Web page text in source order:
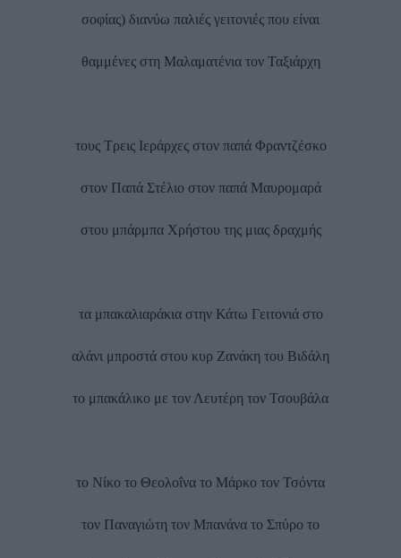
σοφίας) διανύω παλιές γειτονιές που είναι
θαμμένες στη Μαλαματένια τον Ταξιάρχη
τους Τρεις Ιεράρχες στον παπά Φραντζέσκο
στον Παπά Στέλιο στον παπά Μαυρομαρά
στου μπάρμπα Χρήστου της μιας δραχμής
τα μπακαλιαράκια στην Κάτω Γειτονιά στο
αλάνι μπροστά στου κυρ Ζανάκη του Βιδάλη
το μπακάλικο με τον Λευτέρη τον Τσουβάλα
το Νίκο το Θεολοΐνα το Μάρκο τον Τσόντα
τον Παναγιώτη τον Μπανάνα το Σπύρο το